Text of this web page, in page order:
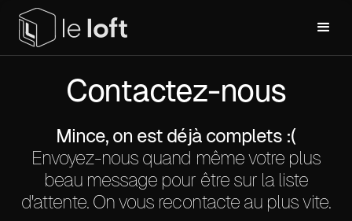
Contactez-nous
Mince, on est déjà complets :(
Envoyez-nous quand même votre plus
beau message pour être sur la liste
d'attente. On vous recontacte au plus vite.